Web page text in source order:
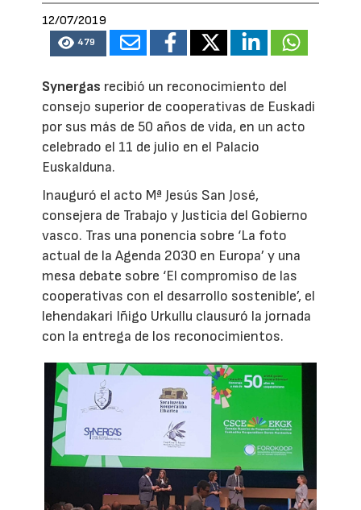
12/07/2019
479
Synergas recibió un reconocimiento del
consejo superior de cooperativas de Euskadi
por sus más de 50 años de vida, en un acto
celebrado el 11 de julio en el Palacio
Euskalduna.
Inauguró el acto Mª Jesús San José,
consejera de Trabajo y Justicia del Gobierno
vasco. Tras una ponencia sobre ‘La foto
actual de la Agenda 2030 en Europa’ y una
mesa debate sobre ‘El compromiso de las
cooperativas con el desarrollo sostenible’, el
lehendakari Iñigo Urkullu clausuró la jornada
con la entrega de los reconocimientos.